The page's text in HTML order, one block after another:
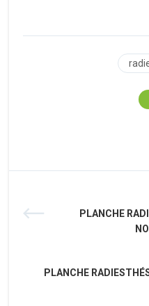
PLANCHE
PLANCHE